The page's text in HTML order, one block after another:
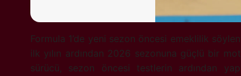
Formula 1’de yeni sezon öncesi emeklilik
ilk yılın ardından 2026 sezonuna güçlü bir
sürücü, sezon öncesi testlerin ardından